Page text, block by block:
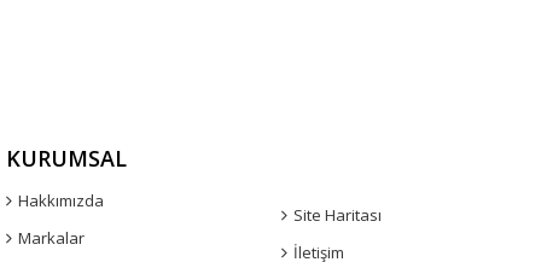
KURUMSAL
Hakkımızda
Markalar
Site Haritası
İletişim